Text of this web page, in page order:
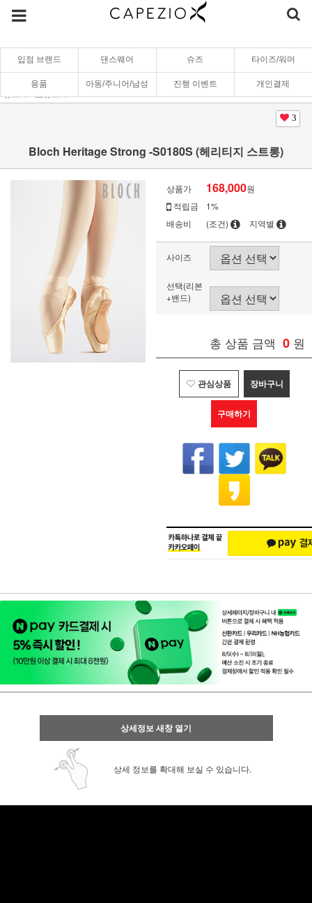
입점 브랜드 댄스웨어 슈즈 타이즈/워머
용품 아동/주니어/남성 진행 이벤트 개인결제
3
Bloch Heritage Strong -S0180S (헤리티지 스트롱)
상품가 168,000원
적립금
1%
배송비
(조건) 지역별
사이즈
선택(리본
+밴드)
총 상품 금액 0 원
관심상품 장바구니
구매하기
상세정보 새창 열기
상세 정보를 확대해 보실 수 있습니다.